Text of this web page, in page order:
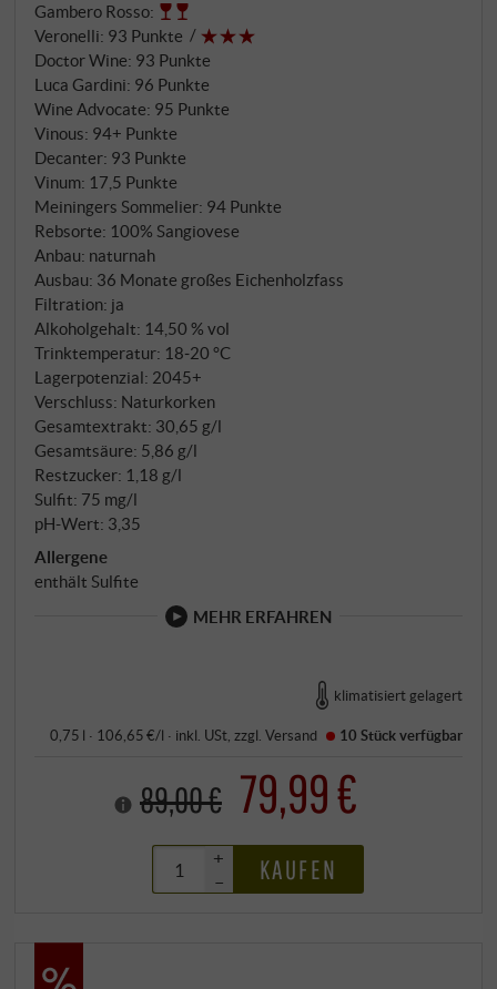
Noten von dunkelroten Kirschen, Gewürzen,
Pflaumen und Leder. Filo di Seta ist rassig und üppig,
hat aber dennoch eine klar erkennbare Struktur und
besticht durch seine beeindruckende
Ausgewogenheit. Süße blumige und würzige Noten
verleihen ihm im ausdrucksstarken Abgang
spannende Nuancen. Ein kühner und ungemein
viraler Brunello und jedes Jahr ein Meisterwerk!
SUPERIORE.DE
Gambero Rosso:
Veronelli: 93 Punkte
Doctor Wine: 93 Punkte
Luca Gardini: 96 Punkte
Wine Advocate: 95 Punkte
Vinous: 94+ Punkte
Decanter: 93 Punkte
Vinum: 17,5 Punkte
Meiningers Sommelier: 94 Punkte
Rebsorte: 100% Sangiovese
Anbau: naturnah
Ausbau: 36 Monate großes Eichenholzfass
Filtration: ja
Alkoholgehalt: 14,50 % vol
Trinktemperatur: 18‑20 °C
Lagerpotenzial: 2045+
Verschluss: Naturkorken
Gesamtextrakt: 30,65 g/l
Gesamtsäure: 5,86 g/l
Restzucker: 1,18 g/l
Sulfit: 75 mg/l
pH-Wert: 3,35
Allergene
enthält Sulfite
MEHR ERFAHREN
klimatisiert gelagert
0,75 l · 106,65 €/l · inkl. USt, zzgl.Versand 10 Stückverfügbar
89,00 € 79,99 €
+
–
KAUFEN